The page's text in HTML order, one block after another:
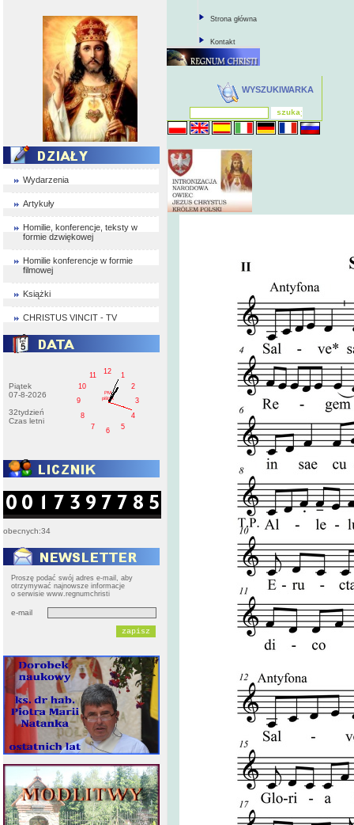
Wydarzenia
Artykuły
Homilie, konferencje, teksty w
formie dzwiękowej
Homilie konferencje w formie
filmowej
Książki
CHRISTUS VINCIT - TV
Piątek
07-8-2026
32tydzień
Czas letni
1
2
3
4
5
6
7
8
9
10
11
12
PM
pištek
obecnych:34
Proszę podać swój adres e-mail, aby
otrzymywać najnowsze informacje
o serwisie www.regnumchristi
e-mail
Strona główna
Kontakt
WYSZUKIWARKA